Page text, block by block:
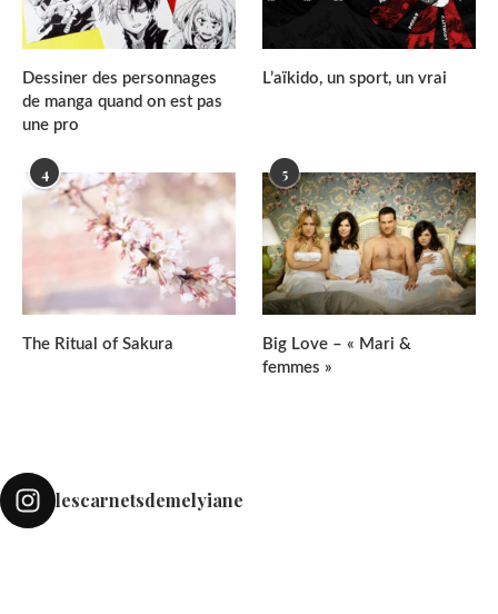
Dessiner des personnages
de manga quand on est pas
une pro
L’aïkido, un sport, un vrai
4
The Ritual of Sakura
5
Big Love – « Mari &
femmes »
lescarnetsdemelyiane